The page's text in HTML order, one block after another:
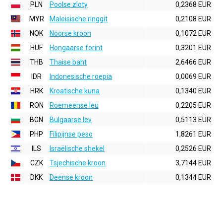
PLN
Poolse zloty
0,2368 EUR
MYR
Maleisische ringgit
0,2108 EUR
NOK
Noorse kroon
0,1072 EUR
HUF
Hongaarse forint
0,3201 EUR
THB
Thaise baht
2,6466 EUR
IDR
Indonesische roepia
0,0069 EUR
HRK
Kroatische kuna
0,1340 EUR
RON
Roemeense leu
0,2205 EUR
BGN
Bulgaarse lev
0,5113 EUR
PHP
Filipijnse peso
1,8261 EUR
ILS
Israëlische shekel
0,2526 EUR
CZK
Tsjechische kroon
3,7144 EUR
DKK
Deense kroon 0,1344 EUR